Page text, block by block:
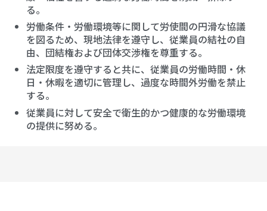
る。
労働条件・労働環境等に関して労使間の円滑な協議
を図るため、現地法律を遵守し、従業員の結社の自
由、団結権および団体交渉権を尊重する。
法定限度を遵守すると共に、従業員の労働時間・休
日・休暇を適切に管理し、過度な時間外労働を禁止
する。
従業員に対して安全で衛生的かつ健康的な労働環境
の提供に努める。